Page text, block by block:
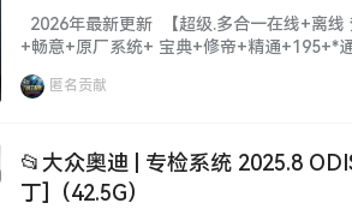
平台】德美日国产 最新款车型
图+技术通报+拆装资料+保养资料
2026年最新更新 【超级.多合一在线+离
+畅意+原厂系统+ 宝典+修帝+精通+195+*
修帝+精通+195+修车T+名匠...等等。 本套
匿名贡献
📂大众奥迪 | 专检系统 2025.8
丁]（42.5G）